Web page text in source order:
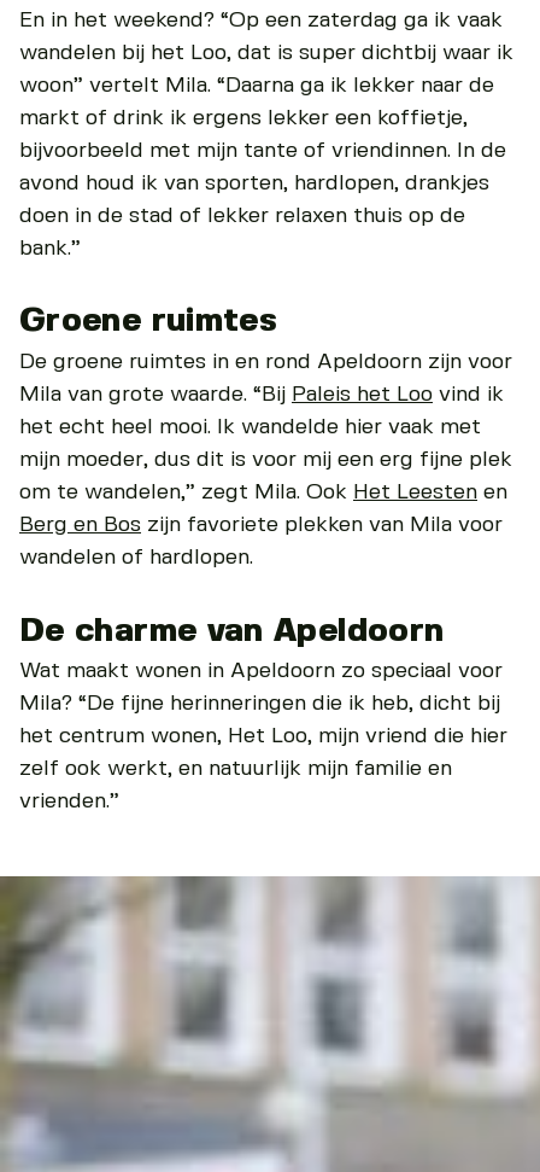
En in het weekend? “Op een zaterdag ga ik vaak
wandelen bij het Loo, dat is super dichtbij waar ik
woon” vertelt Mila. “Daarna ga ik lekker naar de
markt of drink ik ergens lekker een koffietje,
bijvoorbeeld met mijn tante of vriendinnen. In de
avond houd ik van sporten, hardlopen, drankjes
doen in de stad of lekker relaxen thuis op de
bank.”
Groene ruimtes
De groene ruimtes in en rond Apeldoorn zijn voor
Mila van grote waarde. “Bij Paleis het Loo vind ik
het echt heel mooi. Ik wandelde hier vaak met
mijn moeder, dus dit is voor mij een erg fijne plek
om te wandelen,” zegt Mila. Ook Het Leesten en
Berg en Bos zijn favoriete plekken van Mila voor
wandelen of hardlopen.
De charme van Apeldoorn
Wat maakt wonen in Apeldoorn zo speciaal voor
Mila? “De fijne herinneringen die ik heb, dicht bij
het centrum wonen, Het Loo, mijn vriend die hier
zelf ook werkt, en natuurlijk mijn familie en
vrienden.”